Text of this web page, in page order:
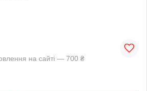
на сайті — 700 ₴